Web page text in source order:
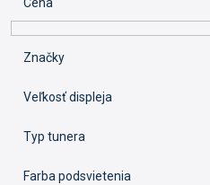
r
o
d
o
Značky
Veľkosť displeja
Typ tunera
Farba podsvietenia